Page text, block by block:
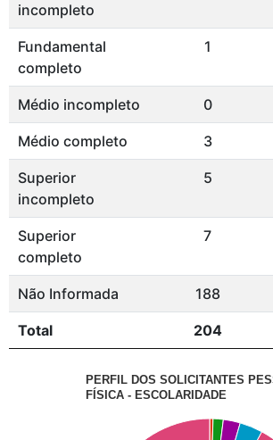
incompleto
Fundamental
completo
1
Médio incompleto 0
Médio completo 3
Superior
incompleto
5
Superior
completo
7
Não Informada 188
Total 204
PERFIL DOS SOLICITANTES
FÍSICA - ESCOLARIDADE